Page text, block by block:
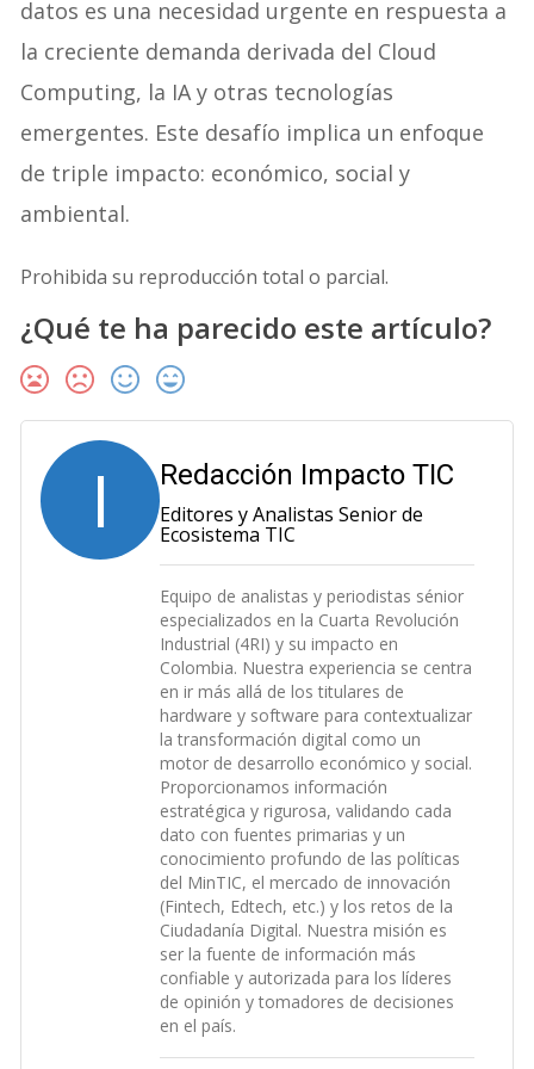
datos es una necesidad urgente en respuesta a
la creciente demanda derivada del Cloud
Computing, la IA y otras tecnologías
emergentes. Este desafío implica un enfoque
de triple impacto: económico, social y
ambiental.
Prohibida su reproducción total o parcial.
¿Qué te ha parecido este artículo?
I Redacción Impacto TIC
Editores y Analistas Senior de
Ecosistema TIC
Equipo de analistas y periodistas sénior
especializados en la Cuarta Revolución
Industrial (4RI) y su impacto en
Colombia. Nuestra experiencia se centra
en ir más allá de los titulares de
hardware y software para contextualizar
la transformación digital como un
motor de desarrollo económico y social.
Proporcionamos información
estratégica y rigurosa, validando cada
dato con fuentes primarias y un
conocimiento profundo de las políticas
del MinTIC, el mercado de innovación
(Fintech, Edtech, etc.) y los retos de la
Ciudadanía Digital. Nuestra misión es
ser la fuente de información más
confiable y autorizada para los líderes
de opinión y tomadores de decisiones
en el país.